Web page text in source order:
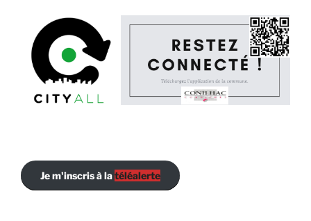
Je m'inscris à latéléalerte